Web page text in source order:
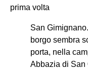
prima volta
San
borgo sembra
porta, nella
Abbazia di San